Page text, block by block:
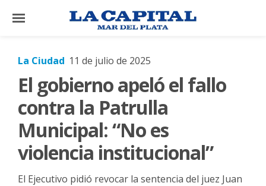
×
El
El
Mundo
La
La Ciudad 11 de julio de 2025
El gobierno apeló el fallo
contra la Patrulla
Municipal: “No es
violencia institucional”
El Ejecutivo pidió revocar la sentencia del juez Juan